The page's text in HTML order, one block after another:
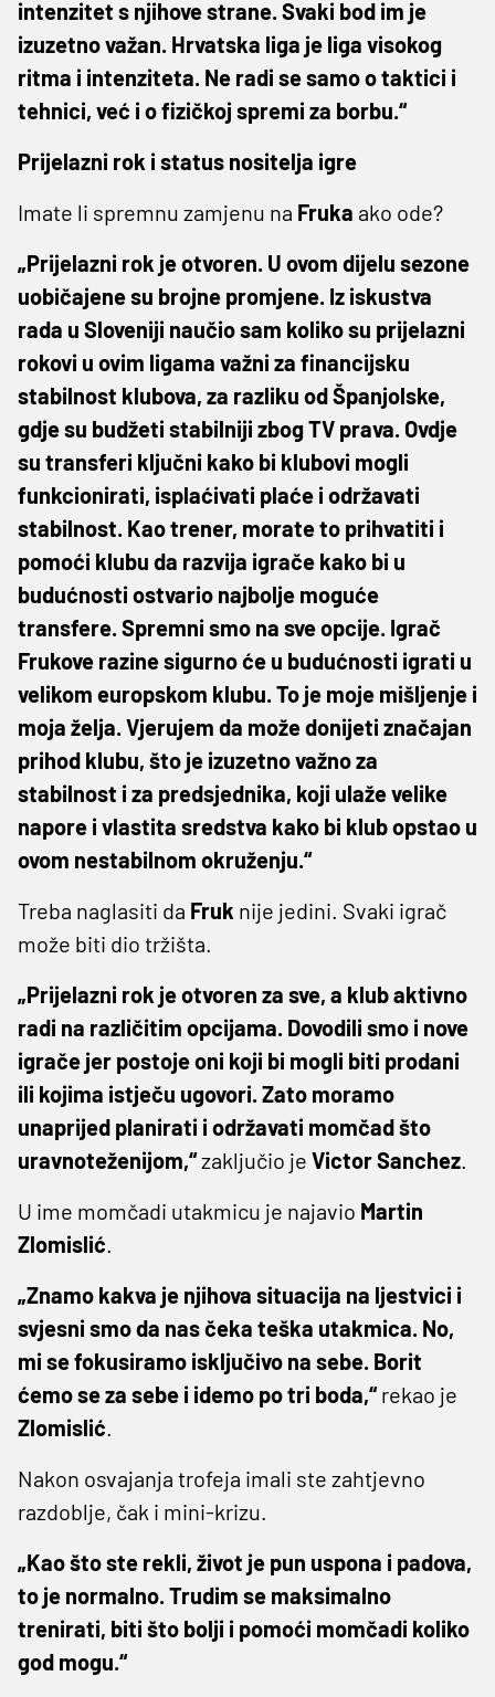
intenzitet s njihove strane. Svaki bod im je
izuzetno važan. Hrvatska liga je liga visokog
ritma i intenziteta. Ne radi se samo o taktici i
tehnici, već i o fizičkoj spremi za borbu.“
Prijelazni rok i status nositelja igre
Imate li spremnu zamjenu na Fruka ako ode?
„Prijelazni rok je otvoren. U ovom dijelu sezone
uobičajene su brojne promjene. Iz iskustva
rada u Sloveniji naučio sam koliko su prijelazni
rokovi u ovim ligama važni za financijsku
stabilnost klubova, za razliku od Španjolske,
gdje su budžeti stabilniji zbog TV prava. Ovdje
su transferi ključni kako bi klubovi mogli
funkcionirati, isplaćivati plaće i održavati
stabilnost. Kao trener, morate to prihvatiti i
pomoći klubu da razvija igrače kako bi u
budućnosti ostvario najbolje moguće
transfere. Spremni smo na sve opcije. Igrač
Frukove razine sigurno će u budućnosti igrati u
velikom europskom klubu. To je moje mišljenje i
moja želja. Vjerujem da može donijeti značajan
prihod klubu, što je izuzetno važno za
stabilnost i za predsjednika, koji ulaže velike
napore i vlastita sredstva kako bi klub opstao u
ovom nestabilnom okruženju.“
Treba naglasiti da Fruk nije jedini. Svaki igrač
može biti dio tržišta.
„Prijelazni rok je otvoren za sve, a klub aktivno
radi na različitim opcijama. Dovodili smo i nove
igrače jer postoje oni koji bi mogli biti prodani
ili kojima istječu ugovori. Zato moramo
unaprijed planirati i održavati momčad što
uravnoteženijom,“zaključio je Victor Sanchez.
U ime momčadi utakmicu je najavio Martin
Zlomislić.
„Znamo kakva je njihova situacija na ljestvici i
svjesni smo da nas čeka teška utakmica. No,
mi se fokusiramo isključivo na sebe. Borit
ćemo se za sebe i idemo po tri boda,“rekao je
Zlomislić.
Nakon osvajanja trofeja imali ste zahtjevno
razdoblje, čak i mini-krizu.
„Kao što ste rekli, život je pun uspona i padova,
to je normalno. Trudim se maksimalno
trenirati, biti što bolji i pomoći momčadi koliko
god mogu.“